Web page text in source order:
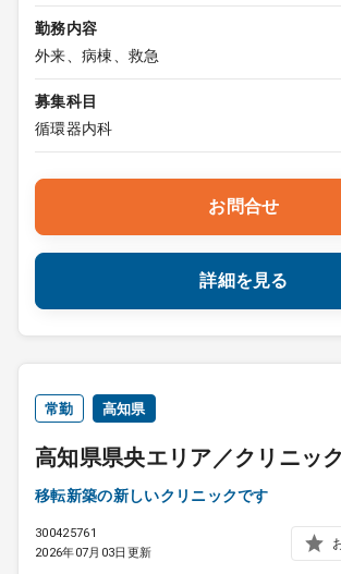
勤務内容
外来、病棟、救急
募集科目
循環器内科
お問合せ
詳細を見る
常勤 高知県
高知県県央エリア／クリニック
移転新築の新しいクリニックです
300425761
2026年07月03日更新